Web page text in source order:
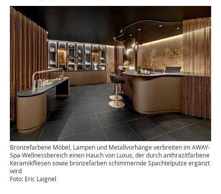
Bronzefarbene Möbel, Lampen und Metallvorhänge verbreiten im AWAY-
Spa-Wellnessbereich einen Hauch von Luxus, der durch anthrazitfarbene
Keramikfliesen sowie bronzefarben schimmernde Spachtelputze ergänzt
wird
Foto: Eric Laignel